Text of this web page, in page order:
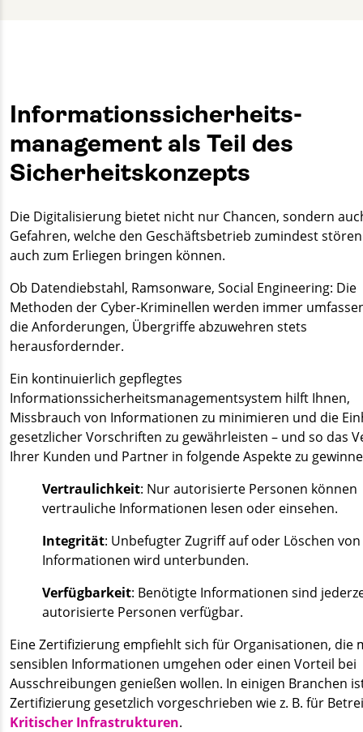
Informations­sicherheits­
management als Teil des
Sicherheitskonzepts
Die Digitalisierung bietet nicht nur Chancen, sondern
Gefahren, welche den Geschäftsbetrieb zumindest
auch zum Erliegen bringen können.
Ob Datendiebstahl, Ramsonware, Social Engineering: Die
Methoden der Cyber-Kriminellen werden immer
die Anforderungen, Übergriffe abzuwehren stets
herausfordernder.
Ein kontinuierlich gepflegtes
Informationssicherheitsmanagementsystem hilft Ihnen,
Missbrauch von Informationen zu minimieren und die
gesetzlicher Vorschriften zu gewährleisten – und so das
Ihrer Kunden und Partner in folgende Aspekte zu
Vertraulichkeit: Nur autorisierte Personen können
vertrauliche Informationen lesen oder einsehen.
Integrität: Unbefugter Zugriff auf oder Löschen von
Informationen wird unterbunden.
Verfügbarkeit: Benötigte Informationen sind
autorisierte Personen verfügbar.
Eine Zertifizierung empfiehlt sich für Organisationen, die
sensiblen Informationen umgehen oder einen Vorteil bei
Ausschreibungen genießen wollen. In einigen Branchen
Zertifizierung gesetzlich vorgeschrieben wie z. B. für
Kritischer Infrastrukturen.